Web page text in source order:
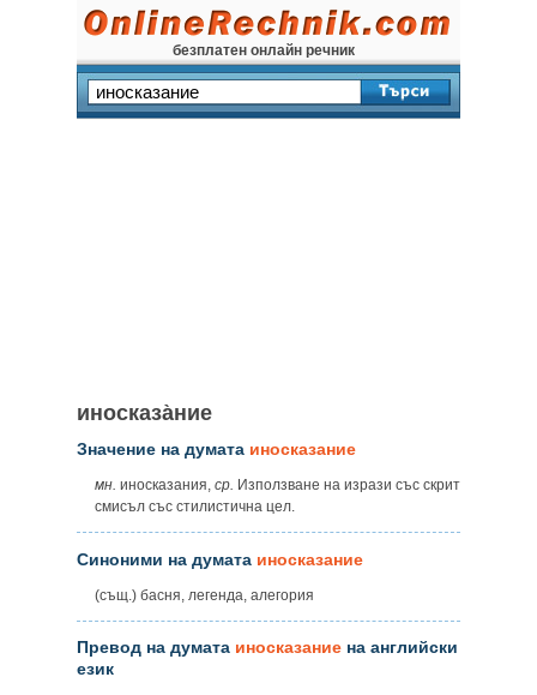
безплатен онлайн речник
иносказа̀ние
Значение на думата иносказание
мн. иносказания, ср. Използване на изрази със скрит
смисъл със стилистична цел.
Синоними на думата иносказание
(същ.) басня, легенда, алегория
Превод на думата иносказание на английски
език